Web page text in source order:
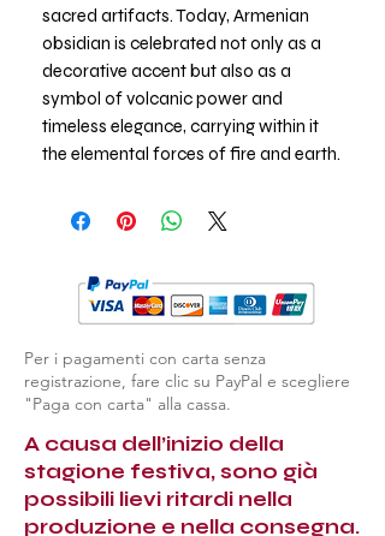
sacred artifacts. Today, Armenian
obsidian is celebrated not only as a
decorative accent but also as a
symbol of volcanic power and
timeless elegance, carrying within it
the elemental forces of fire and earth.
Per i pagamenti con carta senza
registrazione, fare clic su PayPal e scegliere
"Paga con carta" alla cassa.
A causa dell’inizio della
stagione festiva, sono già
possibili lievi ritardi nella
produzione e nella consegna.